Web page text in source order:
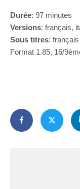
Durée: 97 minutes
Versions: français,
Sous titres: français
Format 1.85, 16/